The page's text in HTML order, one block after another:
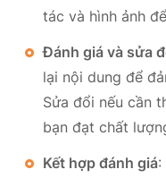
tác và hình ảnh
Đánh giá và sửa
lại nội dung để
Sửa đổi nếu cần
bạn đạt chất
Kết hợp đánh giá: